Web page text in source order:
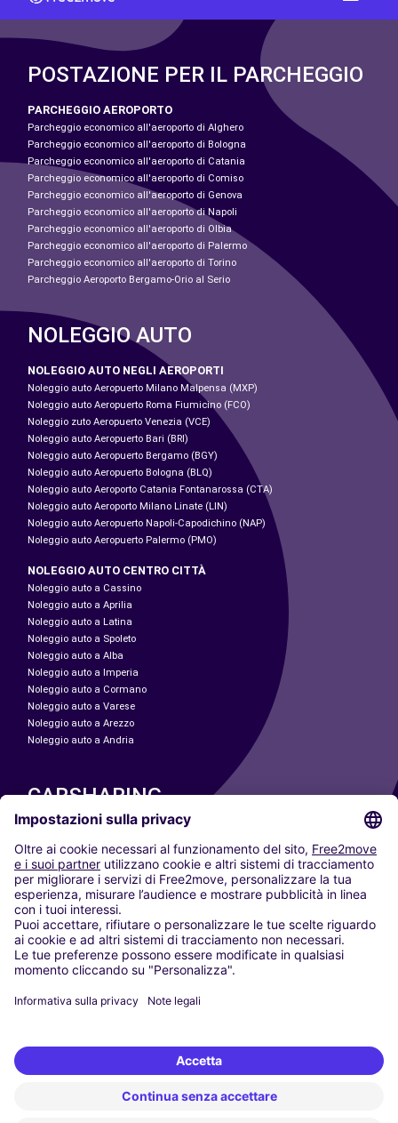
POSTAZIONE PER IL PARCHEGGIO
PARCHEGGIO AEROPORTO
Parcheggio economico all'aeroporto di Alghero
Parcheggio economico all'aeroporto di Bologna
Parcheggio economico all'aeroporto di Catania
Parcheggio economico all'aeroporto di Comiso
Parcheggio economico all'aeroporto di Genova
Parcheggio economico all'aeroporto di Napoli
Parcheggio economico all'aeroporto di Olbia
Parcheggio economico all'aeroporto di Palermo
Parcheggio economico all'aeroporto di Torino
Parcheggio Aeroporto Bergamo-Orio al Serio
NOLEGGIO AUTO
NOLEGGIO AUTO NEGLI AEROPORTI
Noleggio auto Aeropuerto Milano Malpensa (MXP)
Noleggio auto Aeropuerto Roma Fiumicino (FCO)
Noleggio zuto Aeropuerto Venezia (VCE)
Noleggio auto Aeropuerto Bari (BRI)
Noleggio auto Aeropuerto Bergamo (BGY)
Noleggio auto Aeropuerto Bologna (BLQ)
Noleggio auto Aeroporto Catania Fontanarossa (CTA)
Noleggio auto Aeroporto Milano Linate (LIN)
Noleggio auto Aeropuerto Napoli-Capodichino (NAP)
Noleggio auto Aeropuerto Palermo (PMO)
NOLEGGIO AUTO CENTRO CITTÀ
Noleggio auto a Cassino
Noleggio auto a Aprilia
Noleggio auto a Latina
Noleggio auto a Spoleto
Noleggio auto a Alba
Noleggio auto a Imperia
Noleggio auto a Cormano
Noleggio auto a Varese
Noleggio auto a Arezzo
Noleggio auto a Andria
CARSHARING
LE NOSTRE CITTÀ
Paris
Madrid
Washington DC
Milano
Roma
Torino
Vienna
Berlino
Düsseldorf